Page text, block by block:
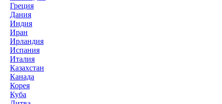
Греция
Дания
Индия
Иран
Ирландия
Испания
Италия
Казахстан
Канада
Корея
Куба